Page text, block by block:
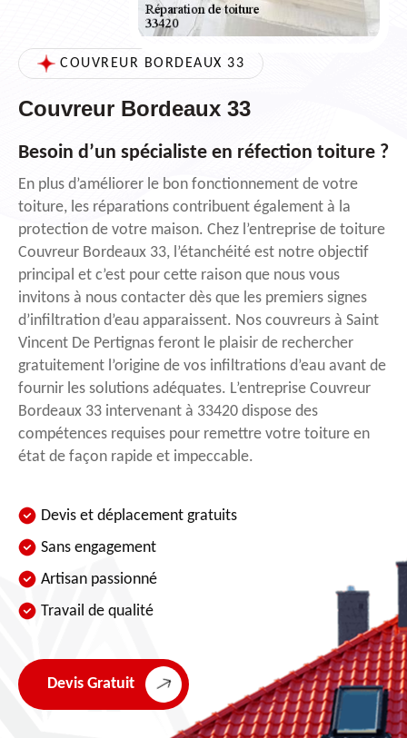
COUVREUR BORDEAUX 33
Couvreur Bordeaux 33
Besoin d’un spécialiste en réfection toiture ?
En plus d’améliorer le bon fonctionnement de votre
toiture, les réparations contribuent également à la
protection de votre maison. Chez l’entreprise de toiture
Couvreur Bordeaux 33, l’étanchéité est notre objectif
principal et c’est pour cette raison que nous vous
invitons à nous contacter dès que les premiers signes
d’infiltration d’eau apparaissent. Nos couvreurs à Saint
Vincent De Pertignas feront le plaisir de rechercher
gratuitement l’origine de vos infiltrations d’eau avant de
fournir les solutions adéquates. L’entreprise Couvreur
Bordeaux 33 intervenant à 33420 dispose des
compétences requises pour remettre votre toiture en
état de façon rapide et impeccable.
Devis et déplacement gratuits
Sans engagement
Artisan passionné
Travail de qualité
Devis Gratuit